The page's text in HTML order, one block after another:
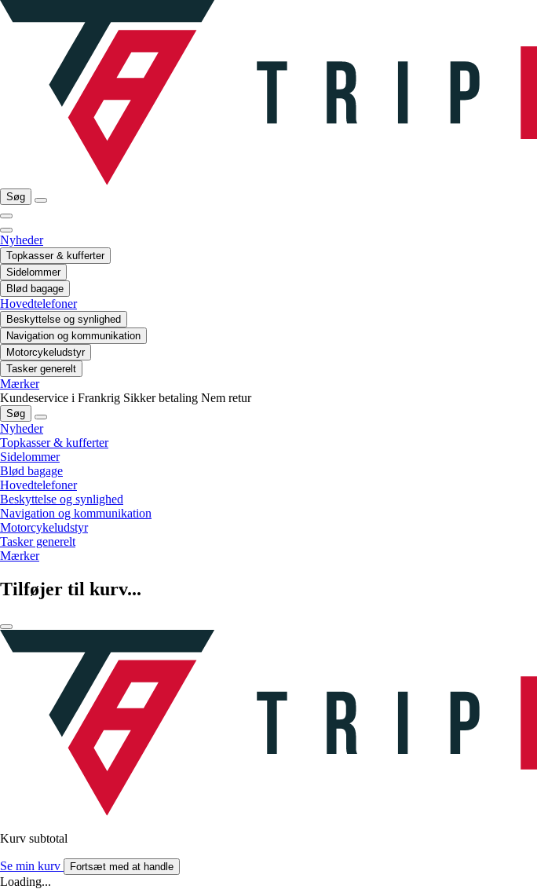
Søg
Nyheder
Topkasser & kufferter
Sidelommer
Blød bagage
Hovedtelefoner
Beskyttelse og synlighed
Navigation og kommunikation
Motorcykeludstyr
Tasker generelt
Mærker
Kundeservice i Frankrig Sikker betaling Nem retur
Søg
Nyheder
Topkasser & kufferter
Sidelommer
Blød bagage
Hovedtelefoner
Beskyttelse og synlighed
Navigation og kommunikation
Motorcykeludstyr
Tasker generelt
Mærker
Tilføjer til kurv...
Kurv subtotal
Se min kurv Fortsæt med at handle
Loading...